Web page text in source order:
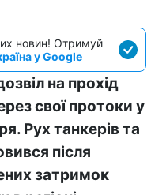
новин! Отримуй
у Google
на прохід
свої протоки у
Рух танкерів та
після
затримок